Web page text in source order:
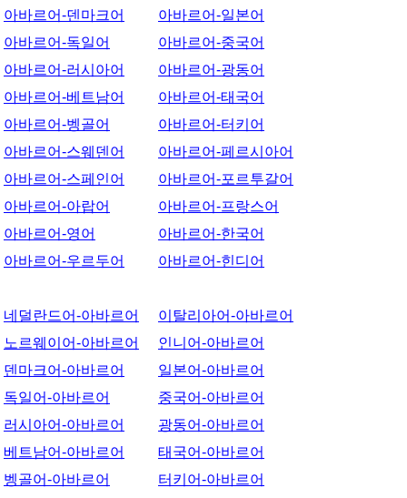
아바르어-덴마크어
아바르어-독일어
아바르어-러시아어
아바르어-베트남어
아바르어-벵골어
아바르어-스웨덴어
아바르어-스페인어
아바르어-아랍어
아바르어-영어
아바르어-우르두어
아바르어-일본어
아바르어-중국어
아바르어-광동어
아바르어-태국어
아바르어-터키어
아바르어-페르시아어
아바르어-포르투갈어
아바르어-프랑스어
아바르어-한국어
아바르어-힌디어
네덜란드어-아바르어
노르웨이어-아바르어
덴마크어-아바르어
독일어-아바르어
러시아어-아바르어
베트남어-아바르어
벵골어-아바르어
이탈리아어-아바르어
인니어-아바르어
일본어-아바르어
중국어-아바르어
광동어-아바르어
태국어-아바르어
터키어-아바르어